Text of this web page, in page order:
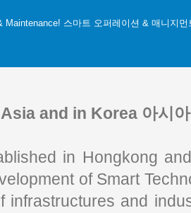
Maintenance! 스마트 오퍼레이션 & 매니지
and in Korea 아시아
in Hongkong
of Smart
infrastructures and